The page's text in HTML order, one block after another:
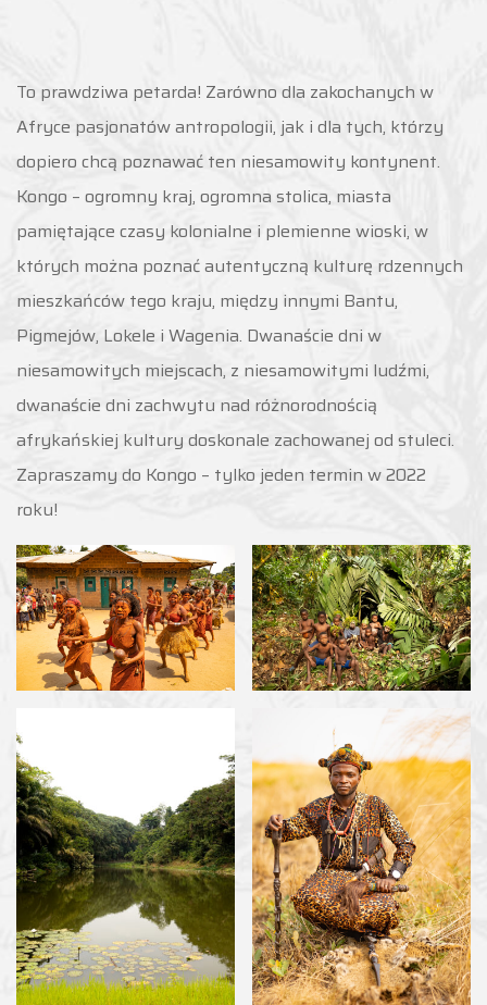
To prawdziwa petarda! Zarówno dla zakochanych w
Afryce pasjonatów antropologii, jak i dla tych, którzy
dopiero chcą poznawać ten niesamowity kontynent.
Kongo – ogromny kraj, ogromna stolica, miasta
pamiętające czasy kolonialne i plemienne wioski, w
których można poznać autentyczną kulturę rdzennych
mieszkańców tego kraju, między innymi Bantu,
Pigmejów, Lokele i Wagenia. Dwanaście dni w
niesamowitych miejscach, z niesamowitymi ludźmi,
dwanaście dni zachwytu nad różnorodnością
afrykańskiej kultury doskonale zachowanej od stuleci.
Zapraszamy do Kongo – tylko jeden termin w 2022
roku!